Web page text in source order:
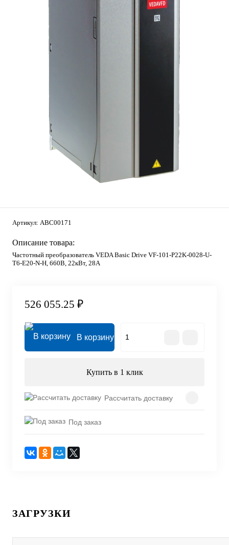
Артикул: ABC00171
Описание товара:
Частотный преобразователь VEDA Basic Drive VF-101-P22K-0028-U-
T6-E20-N-H, 660В, 22кВт, 28А
526 055.25 ₽
В корзину
Купить в 1 клик
Рассчитать доставку
Под заказ
ЗАГРУЗКИ